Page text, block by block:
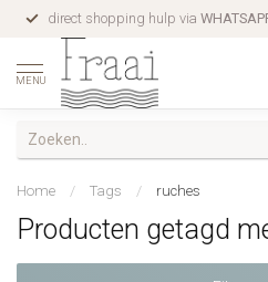
direct shopping hulp via
MENU
Home / Tags / ruches
Producten getagd